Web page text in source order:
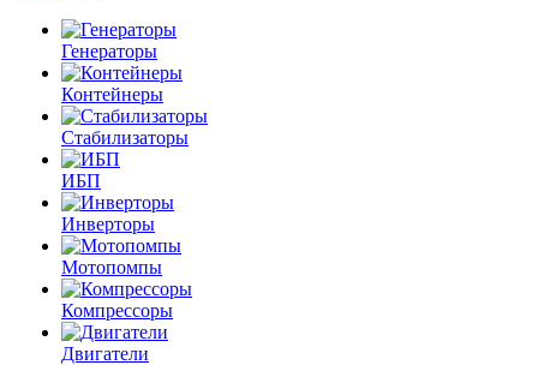
Генераторы
Контейнеры
Стабилизаторы
ИБП
Инверторы
Мотопомпы
Компрессоры
Двигатели